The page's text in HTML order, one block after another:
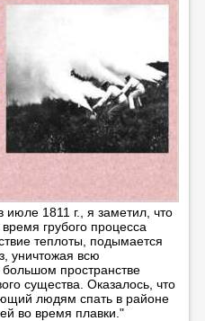
1811 г., я заметил, что
грубого процесса
теплоты, подымается
уничтожая всю
большом пространстве
существа. Оказалось, что
людям спать в районе
во время плавки."